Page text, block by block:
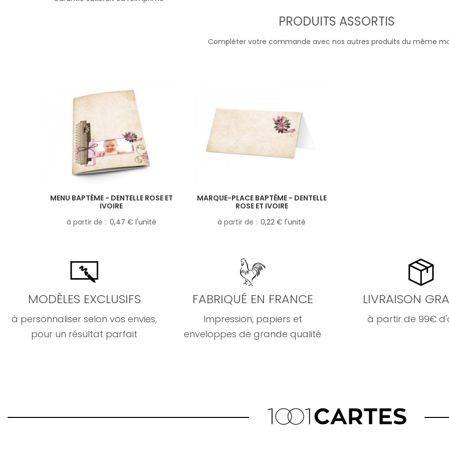
PRODUITS ASSORTIS
Compléter votre commande avec nos autres produits du même
MENU BAPTÊME - DENTELLE ROSE ET
IVOIRE
à partir de
0,47 € l'unité
MARQUE-PLACE BAPTÊME - DENTELLE
ROSE ET IVOIRE
à partir de
0,22 € l'unité
MODÈLES EXCLUSIFS
à personnaliser selon vos envies,
pour un résultat parfait
FABRIQUÉ EN FRANCE
Impression, papiers et
enveloppes de grande qualité
LIVRAISON
à partir de 99€